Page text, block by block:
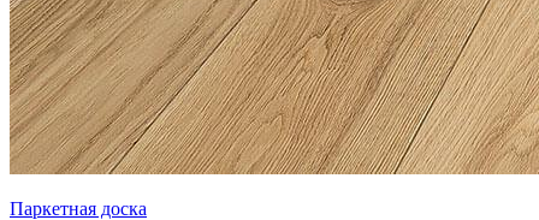
Паркетная доска